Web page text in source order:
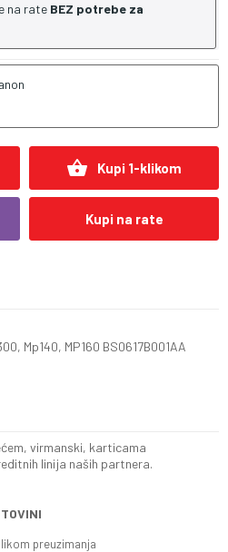
na rate BEZ potrebe za
shopping_basket Kupi 1-klikom
Kupi na rate
Mp140, MP160 BS0617B001AA
virmanski, karticama
linija naših partnera.
preuzimanja